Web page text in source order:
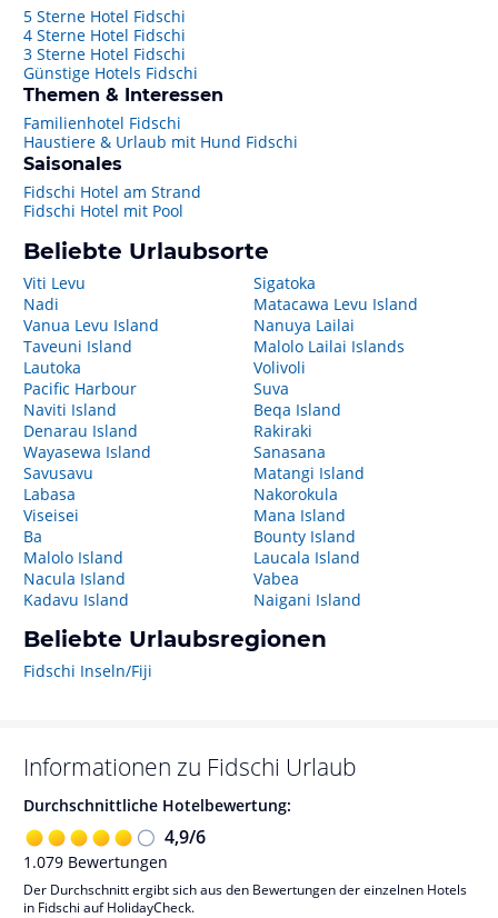
5 Sterne Hotel Fidschi
4 Sterne Hotel Fidschi
3 Sterne Hotel Fidschi
Günstige Hotels Fidschi
Themen & Interessen
Familienhotel Fidschi
Haustiere & Urlaub mit Hund Fidschi
Saisonales
Fidschi Hotel am Strand
Fidschi Hotel mit Pool
Beliebte Urlaubsorte
Viti Levu
Nadi
Vanua Levu Island
Taveuni Island
Lautoka
Pacific Harbour
Naviti Island
Denarau Island
Wayasewa Island
Savusavu
Labasa
Viseisei
Ba
Malolo Island
Nacula Island
Kadavu Island
Sigatoka
Matacawa Levu Island
Nanuya Lailai
Malolo Lailai Islands
Volivoli
Suva
Beqa Island
Rakiraki
Sanasana
Matangi Island
Nakorokula
Mana Island
Bounty Island
Laucala Island
Vabea
Naigani Island
Beliebte Urlaubsregionen
Fidschi Inseln/Fiji
Informationen zu Fidschi Urlaub
Durchschnittliche Hotelbewertung:
4,9/6
1.079 Bewertungen
Der Durchschnitt ergibt sich aus den Bewertungen der einzelnen Hotels
in Fidschi auf HolidayCheck.